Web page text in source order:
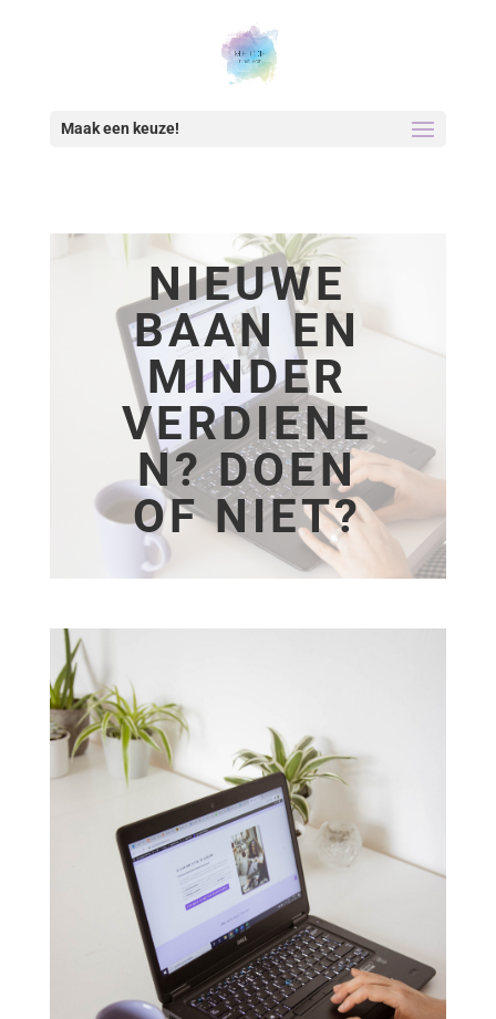
Maak een keuze!
NIEUWE
BAAN EN
MINDER
VERDIENE
N? DOEN
OF NIET?